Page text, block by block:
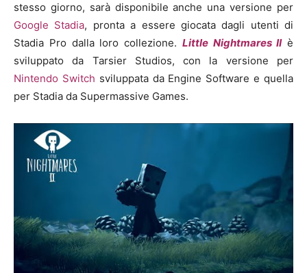
stesso giorno, sarà disponibile anche una versione per
Google Stadia, pronta a essere giocata dagli utenti di
Stadia Pro dalla loro collezione. Little Nightmares IIè
sviluppato da Tarsier Studios, con la versione per
Nintendo Switch sviluppata da Engine Software e quella
per Stadia da Supermassive Games.